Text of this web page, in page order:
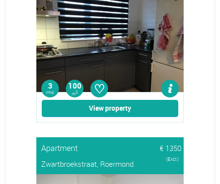
3
rms
100
m2 ♡
View property
Apartment
€ 1350
Zwartbroekstraat, Roermond
(Excl.)